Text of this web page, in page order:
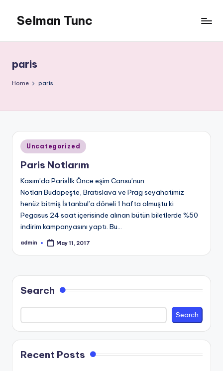
Selman Tunc
paris
Home paris
Posted
in
Uncategorized
Paris Notlarım
Kasım’da Parisİlk Önce eşim Cansu’nun
Notları Budapeşte, Bratislava ve Prag seyahatimiz
henüz bitmiş İstanbul’a döneli 1 hafta olmuştu ki
Pegasus 24 saat içerisinde alınan bütün biletlerde %50
indirim kampanyasını yaptı. Bu…
Posted
admin May 11, 2017
Search
Search
Recent Posts